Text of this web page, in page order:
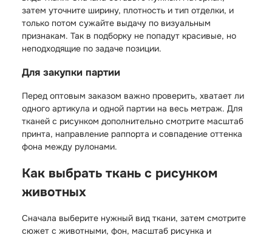
затем уточните ширину, плотность и тип отделки, и
только потом сужайте выдачу по визуальным
признакам. Так в подборку не попадут красивые, но
неподходящие по задаче позиции.
Для закупки партии
Перед оптовым заказом важно проверить, хватает ли
одного артикула и одной партии на весь метраж. Для
тканей с рисунком дополнительно смотрите масштаб
принта, направление раппорта и совпадение оттенка
фона между рулонами.
Как выбрать ткань с рисунком
животных
Сначала выберите нужный вид ткани, затем смотрите
сюжет с животными, фон, масштаб рисунка и